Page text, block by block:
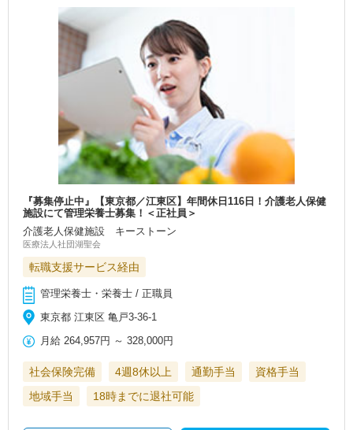
『募集停止中』【東京都／江東区】年間休日116日！介護老人保健
施設にて管理栄養士募集！＜正社員＞
介護老人保健施設 キーストーン
医療法人社団湖聖会
転職支援サービス経由
管理栄養士・栄養士 / 正職員
東京都 江東区 亀戸3-36-1
月給 264,957円 ～328,000円
社会保険完備 4週8休以上 通勤手当
資格手当
地域手当
18時までに退社可能